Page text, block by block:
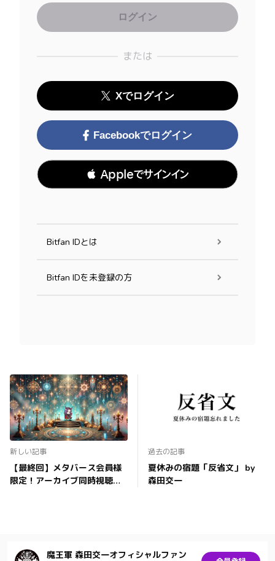
または
Xでログイン
Facebookでログイン
 Appleでサインイン
Bitfan IDとは
Bitfan IDを未登録の方
新しい記事
【最終回】メタバース会員様
限定！アーカイブ同時視聴上
過去の記事
夏休みの宿題「反省文」 by
森田交一
魔王軍 森田交一オフィシャルファン